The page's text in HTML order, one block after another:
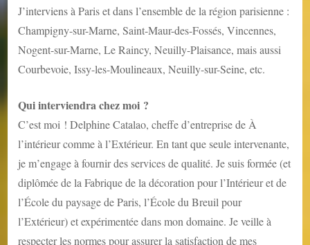
J’interviens à Paris et dans l’ensemble de la région parisienne :
Champigny-sur-Marne, Saint-Maur-des-Fossés, Vincennes,
Nogent-sur-Marne, Le Raincy, Neuilly-Plaisance, mais aussi
Courbevoie, Issy-les-Moulineaux, Neuilly-sur-Seine, etc.
Qui interviendra chez moi ?
C’est moi ! Delphine Catalao, cheffe d’entreprise de À
l’intérieur comme à l’Extérieur. En tant que seule intervenante,
je m’engage à fournir des services de qualité. Je suis formée (et
diplômée de la Fabrique de la décoration pour l’Intérieur et de
l’École du paysage de Paris, l’École du Breuil pour
l’Extérieur) et expérimentée dans mon domaine. Je veille à
respecter les normes pour assurer la satisfaction de mes